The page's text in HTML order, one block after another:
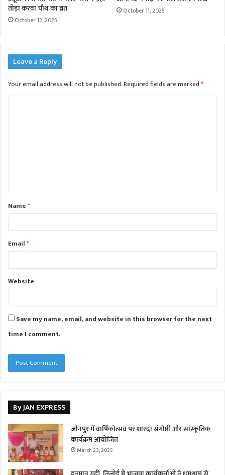
तोड़ा करवा चौथ का व्रत
October 12, 2025
October 11, 2025
Leave a Reply
Your email address will not be published.Required fields are marked*
t
*Name*
Email*
Website
Save my name, email, and website in this browser for the next
time I comment.
By JAN EXPRESS
जौनपुर में वार्षिकोत्सव पर शारदा संगोष्ठी और सांस्कृतिक
कार्यक्रम आयोजित
March 23, 2025